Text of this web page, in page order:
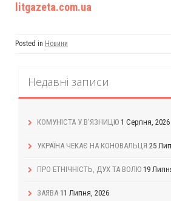
litgazeta.com.ua
Posted in Новини
Недавні записи
КОМУНІСТА У В’ЯЗНИЦЮ 1 Серпня, 2026
УКРАЇНА ЧЕКАЄ НА КОНОВАЛЬЦЯ 25
ПРО ЕТНІЧНІСТЬ, ДУХ ТА ВОЛЮ 19
ЗАЯВА 11 Липня, 2026